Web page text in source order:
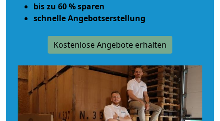
bis zu 60 % sparen
schnelle Angebotserstellung
Kostenlose Angebote erhalten